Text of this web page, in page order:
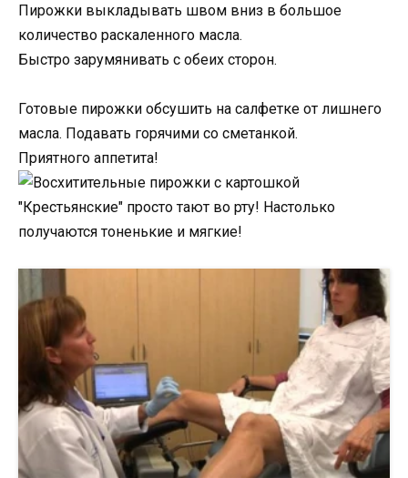
Пирожки выкладывать швом вниз в большое
количество раскаленного масла.
Быстро зарумянивать с обеих сторон.
Готовые пирожки обсушить на салфетке от лишнего
масла. Подавать горячими со сметанкой.
Приятного аппетита!